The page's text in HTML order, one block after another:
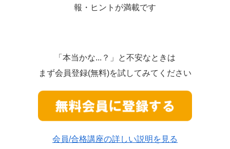
報・ヒントが満載です
「本当かな...？」と不安なときは
まず会員登録(無料)を試してみてください
会員/合格講座の詳しい説明を見る